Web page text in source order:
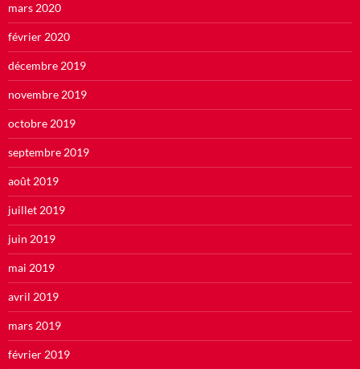
mars 2020
février 2020
décembre 2019
novembre 2019
octobre 2019
septembre 2019
août 2019
juillet 2019
juin 2019
mai 2019
avril 2019
mars 2019
février 2019